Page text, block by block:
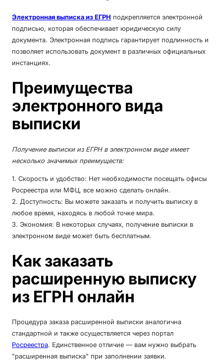
Электронная выписка из ЕГРН подкрепляется электронной
подписью, которая обеспечивает юридическую силу
документа. Электронная подпись гарантирует подлинность и
позволяет использовать документ в различных официальных
инстанциях.
Преимущества
электронного вида
выписки
Получение выписки из ЕГРН в электронном виде имеет
несколько значимых преимуществ:
1. Скорость и удобство: Нет необходимости посещать офисы
Росреестра или МФЦ, все можно сделать онлайн.
2. Доступность: Вы можете заказать и получить выписку в
любое время, находясь в любой точке мира.
3. Экономия: В некоторых случаях, получение выписки в
электронном виде может быть бесплатным.
Как заказать
расширенную выписку
из ЕГРН онлайн
Процедура заказа расширенной выписки аналогична
стандартной и также осуществляется через портал
Росреестра. Единственное отличие — вам нужно выбрать
"расширенная выписка" при заполнении заявки.